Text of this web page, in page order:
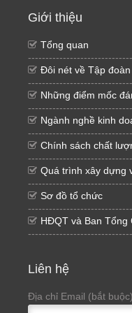
Giới thiệu
Tổng quan
Đôi nét về Tập đoàn
Những điểm mốc
Ngành nghề kinh
Chính sách chất
Quá trình xây dựng
Sơ đồ tổ chức
HĐQT và Ban Tổng
Liên hệ
Địa chỉ Email (bắt buộc)